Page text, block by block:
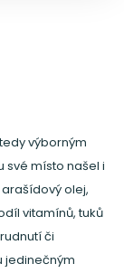
výborným
své místo našel i
olej,
vitamínů, tuků
či
jedinečným